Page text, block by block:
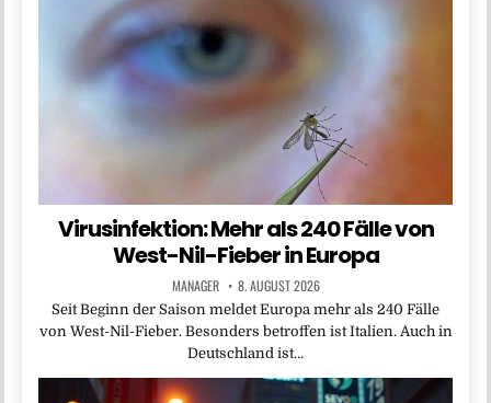
Virusinfektion: Mehr als 240 Fälle von
West-Nil-Fieber in Europa
MANAGER 8. AUGUST 2026
Seit Beginn der Saison meldet Europa mehr als 240 Fälle
von West-Nil-Fieber. Besonders betroffen ist Italien. Auch in
Deutschland ist…